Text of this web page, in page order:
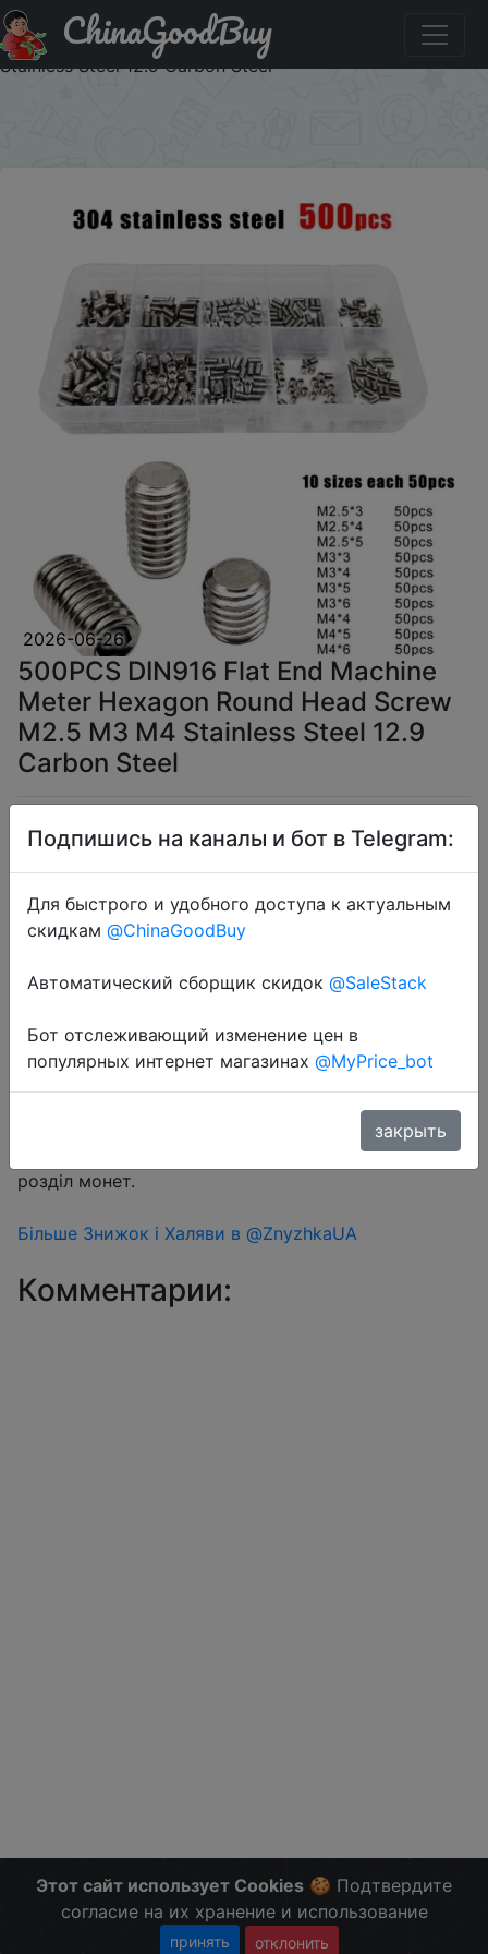
Купить по распродаже : 500PCS DIN916 Flat End
Machine Meter Hexagon Round Head Screw M2.5 M3 M4
Stainless Steel 12.9 Carbon Steel
ChinaGoodBuy
2026-06-26
500PCS DIN916 Flat End Machine
Meter Hexagon Round Head Screw
M2.5 M3 M4 Stainless Steel 12.9
Carbon Steel
$2.3
Coins
Перейти в магазин
Знижка монетками 268 Coins у додатку через
розділ монет.
Більше Знижок і Халяви в @ZnyzhkaUA
Комментарии:
Этот сайт использует Cookies 🍪 Подтвердите
согласие на их хранение и использование
принять отклонить
Подпишись на каналы и бот в Telegram:
Для быстрого и удобного доступа к актуальным
скидкам @ChinaGoodBuy
Автоматический сборщик скидок @SaleStack
Бот отслеживающий изменение цен в
популярных интернет магазинах @MyPrice_bot
закрыть